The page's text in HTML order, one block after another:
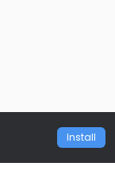
Install